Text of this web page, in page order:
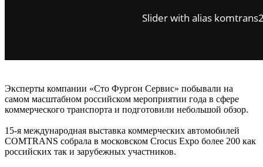
Slider with alias
Эксперты компании «Сто Фургон Сервис» побывали на
самом масштабном российском мероприятии года в сфере
коммерческого транспорта и подготовили небольшой обзор.
15-я международная выставка коммерческих автомобилей
COMTRANS собрала в московском Crocus Expo более 200 как
российских так и зарубежных участников.